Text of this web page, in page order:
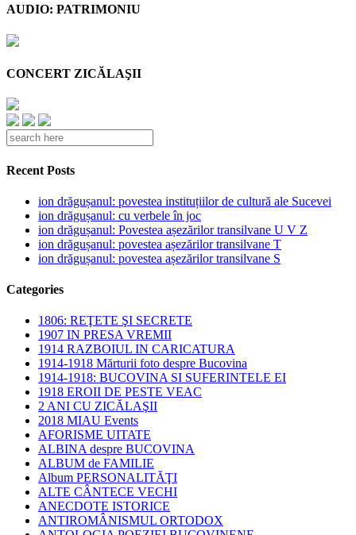
AUDIO: PATRIMONIU
CONCERT ZICĂLAŞII
Recent Posts
ion drăgușanul: povestea instituțiilor de cultură ale Sucevei
ion drăgușanul: cu verbele în joc
ion drăgușanul: Povestea așezărilor transilvane U V Z
ion drăgușanul: povestea așezărilor transilvane T
ion drăgușanul: povestea așezărilor transilvane S
Categories
1806: REŢETE ŞI SECRETE
1907 IN PRESA VREMII
1914 RAZBOIUL IN CARICATURA
1914-1918 Mărturii foto despre Bucovina
1914-1918: BUCOVINA SI SUFERINTELE EI
1918 EROII DE PESTE VEAC
2 ANI CU ZICĂLAŞII
2018 MIAU Events
AFORISME UITATE
ALBINA despre BUCOVINA
ALBUM de FAMILIE
Album PERSONALITĂŢI
ALTE CÂNTECE VECHI
ANECDOTE ISTORICE
ANTIROMÂNISMUL ORTODOX